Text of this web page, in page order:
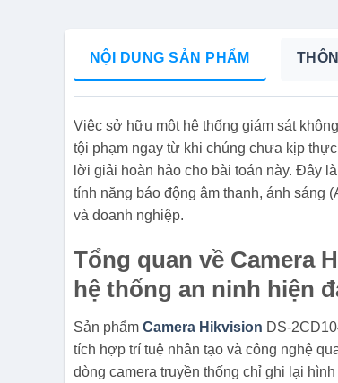
NỘI DUNG SẢN PHẨM
Việc sở hữu một hệ thống giám sát
tội phạm ngay từ khi chúng chưa kịp
lời giải hoàn hảo cho bài toán này. Đây
tính năng báo động âm thanh, ánh sáng
và doanh nghiệp.
Tổng quan về Camera
hệ thống an ninh hiện
Sản phẩm Camera Hikvision DS-
tích hợp trí tuệ nhân tạo và công nghệ
dòng camera truyền thống chỉ ghi lại